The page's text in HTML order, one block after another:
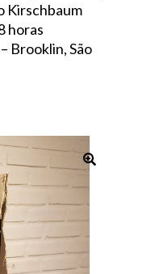
Kirschbaum
horas
Brooklin, São